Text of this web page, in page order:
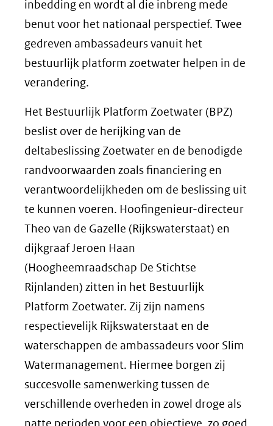
inbedding en wordt al die inbreng mede
benut voor het nationaal perspectief. Twee
gedreven ambassadeurs vanuit het
bestuurlijk platform zoetwater helpen in de
verandering.
Het Bestuurlijk Platform Zoetwater (BPZ)
beslist over de herijking van de
deltabeslissing Zoetwater en de benodigde
randvoorwaarden zoals financiering en
verantwoordelijkheden om de beslissing uit
te kunnen voeren. Hoofingenieur-directeur
Theo van de Gazelle (Rijkswaterstaat) en
dijkgraaf Jeroen Haan
(Hoogheemraadschap De Stichtse
Rijnlanden) zitten in het Bestuurlijk
Platform Zoetwater. Zij zijn namens
respectievelijk Rijkswaterstaat en de
waterschappen de ambassadeurs voor Slim
Watermanagement. Hiermee borgen zij
succesvolle samenwerking tussen de
verschillende overheden in zowel droge als